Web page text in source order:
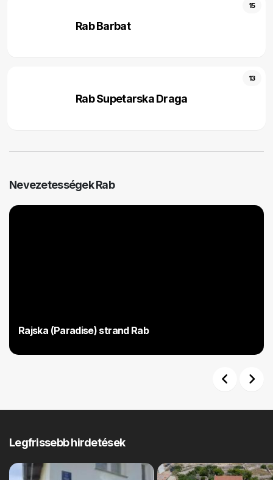
Rab Barbat
15
Rab Supetarska Draga
13
Nevezetességek Rab
Rajska (Paradise) strand Rab
Legfrissebb hirdetések